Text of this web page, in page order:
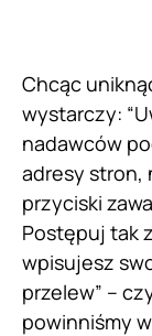
Chcąc
wystarczy:
nadawców
adresy stron,
przyciski
Postępuj tak
wpisujesz
przelew” –
powinniśmy